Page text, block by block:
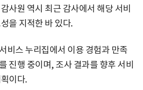
사원 역시 최근 감사에서 해당 서비
을 지적한 바 있다.
비스 누리집에서 이용 경험과 만족
진행 중이며, 조사 결과를 향후 서비
이다.